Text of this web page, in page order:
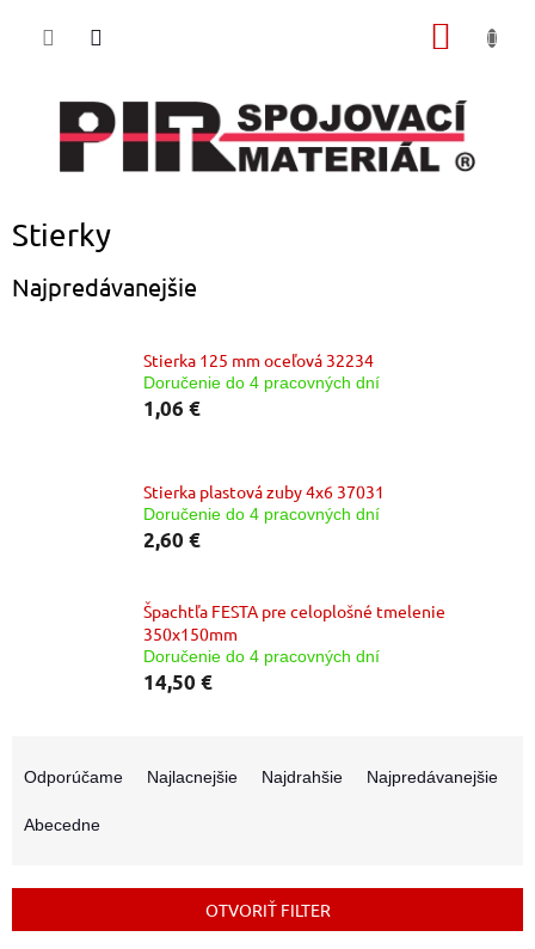
Stierky
Najpredávanejšie
Stierka 125 mm oceľová 32234
Doručenie do 4 pracovných dní
1,06 €
Stierka plastová zuby 4x6 37031
Doručenie do 4 pracovných dní
2,60 €
Špachtľa FESTA pre celoplošné tmelenie
350x150mm
Doručenie do 4 pracovných dní
14,50 €
p
Odporúčame Najlacnejšie Najdrahšie Najpredávanejšie
Abecedne
OTVORIŤ FILTER